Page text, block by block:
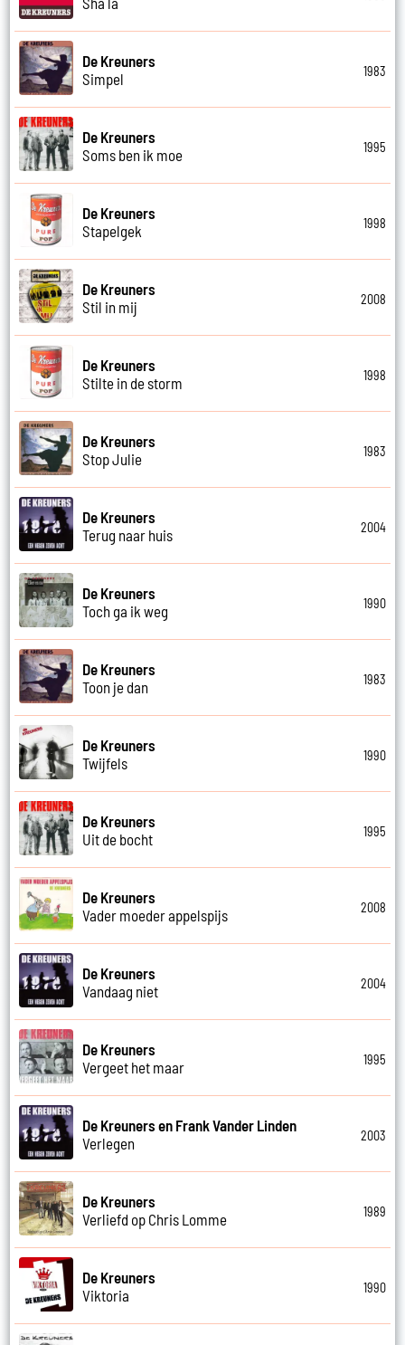
De Kreuners
Simpel
1983
De Kreuners
Soms ben ik moe
1995
De Kreuners
Stapelgek
1998
De Kreuners
Stil in mij
2008
De Kreuners
Stilte in de storm
1998
De Kreuners
Stop Julie
1983
De Kreuners
Terug naar huis
2004
De Kreuners
Toch ga ik weg
1990
De Kreuners
Toon je dan
1983
De Kreuners
Twijfels
1990
De Kreuners
Uit de bocht
1995
De Kreuners
Vader moeder appelspijs
2008
De Kreuners
Vandaag niet
2004
De Kreuners
Vergeet het maar
1995
De Kreuners en Frank Vander Linden
Verlegen
2003
De Kreuners
Verliefd op Chris Lomme
1989
De Kreuners
Viktoria
1990